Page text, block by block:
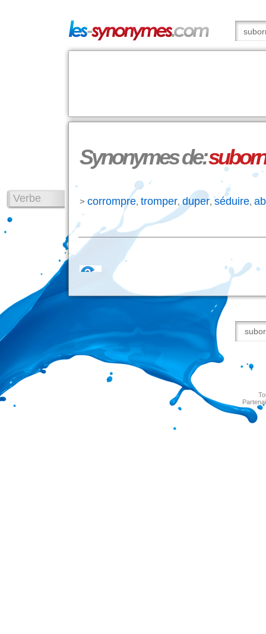
Synonymes de:
Verbe > corrompre, tromper, duper, séduire,